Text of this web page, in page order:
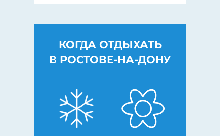
КОГДА ОТДЫХАТЬ
В РОСТОВЕ-НА-ДОНУ